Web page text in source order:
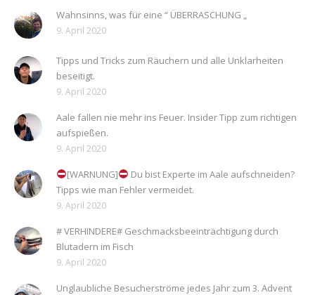
Wahnsinns, was für eine “ ÜBERRASCHUNG „
9. April 2020
Tipps und Tricks zum Räuchern und alle Unklarheiten
beseitigt.
9. April 2020
Aale fallen nie mehr ins Feuer. Insider Tipp zum richtigen
aufspießen.
9. April 2020
[WARNUNG]
Du bist Experte im Aale aufschneiden?
Tipps wie man Fehler vermeidet.
9. April 2020
# VERHINDERE# Geschmacksbeeinträchtigung durch
Blutadern im Fisch
9. April 2020
Unglaubliche Besucherströme jedes Jahr zum 3. Advent